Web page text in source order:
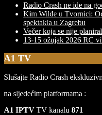
Radio Crash ne ide na
Kim Wilde u Tvornici:
spektakla u Zagrebu
Večer koja se nije
13-15 ožujak 2026 RC
A1 TV
Slušajte Radio Crash
na sljedećim platformama :
A1 IPTV TV kanalu 871